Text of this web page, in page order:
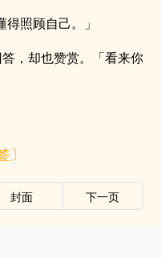
照顾自己。」
，却也赞赏。「看来你
〕
封面 下一页